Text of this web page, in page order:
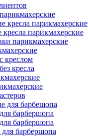
кресла парикмахерские
кресла парикмахерские
парикмахерские
креслом
кресла
для барбешопа
барбершопа
барбершопа
для барбершопа